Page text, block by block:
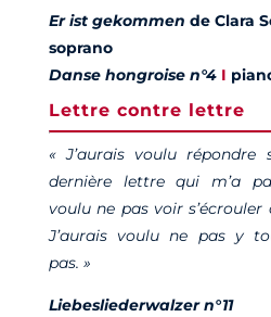
Er ist gekommen de Clara
soprano
Danse hongroise n°4I
Lettre contre lettre
« J’aurais voulu
dernière lettre qui m’a
voulu ne pas voir
J’aurais voulu ne pas y
pas. »
Liebesliederwalzer n°11